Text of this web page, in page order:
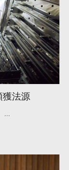
獲法源
...